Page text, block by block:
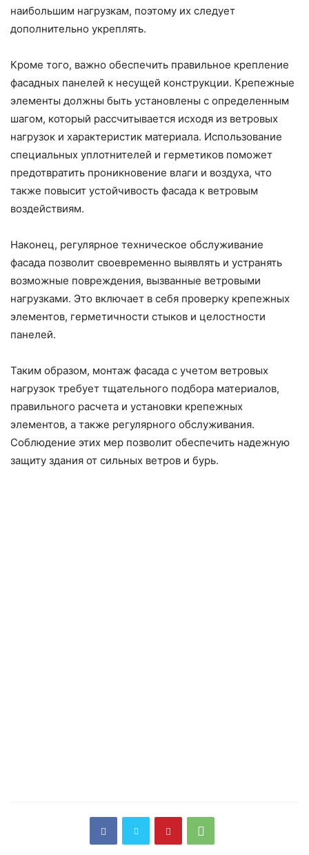
наибольшим нагрузкам, поэтому их следует
дополнительно укреплять.
Кроме того, важно обеспечить правильное крепление
фасадных панелей к несущей конструкции. Крепежные
элементы должны быть установлены с определенным
шагом, который рассчитывается исходя из ветровых
нагрузок и характеристик материала. Использование
специальных уплотнителей и герметиков поможет
предотвратить проникновение влаги и воздуха, что
также повысит устойчивость фасада к ветровым
воздействиям.
Наконец, регулярное техническое обслуживание
фасада позволит своевременно выявлять и устранять
возможные повреждения, вызванные ветровыми
нагрузками. Это включает в себя проверку крепежных
элементов, герметичности стыков и целостности
панелей.
Таким образом, монтаж фасада с учетом ветровых
нагрузок требует тщательного подбора материалов,
правильного расчета и установки крепежных
элементов, а также регулярного обслуживания.
Соблюдение этих мер позволит обеспечить надежную
защиту здания от сильных ветров и бурь.